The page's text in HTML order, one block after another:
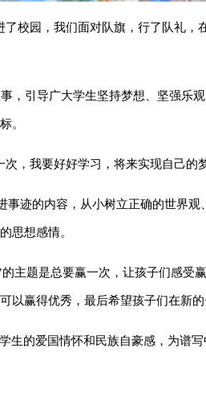
校园，我们面对队旗，行了队礼，
，引导广大学生坚持梦想、坚强乐
。
，我要好好学习，将来实现自己的
迹的内容，从小树立正确的世界观
思想感情。
主题是总要赢一次，让孩子们感受
以赢得优秀，最后希望孩子们在新
生的爱国情怀和民族自豪感，为谱